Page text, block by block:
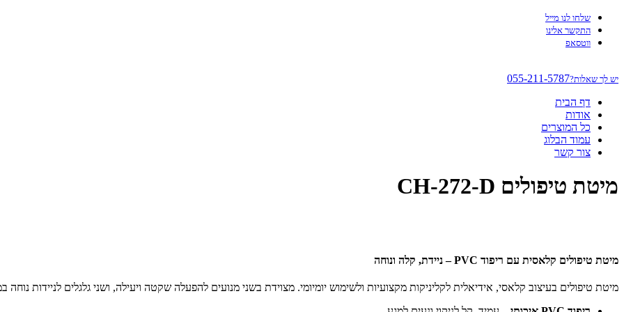
שלחו לנו מייל
התקשר אלינו
ווטסאפ
יש לך שאלות?055-211-5787
דף הבית
אודות
כל המוצרים
עמוד הבלוג
צור קשר
מיטת טיפולים CH-272-D
מיטת טיפולים קלאסית עם ריפוד PVC – ניידת, קלה ונוחה
מיטת טיפולים בעיצוב קלאסי, אידיאלית לקליניקות מקצועיות ולשימוש יומיומי. מצוידת בשני מנועים להפעלה שקטה ויעילה, ושני גלגלים לניידות נוחה